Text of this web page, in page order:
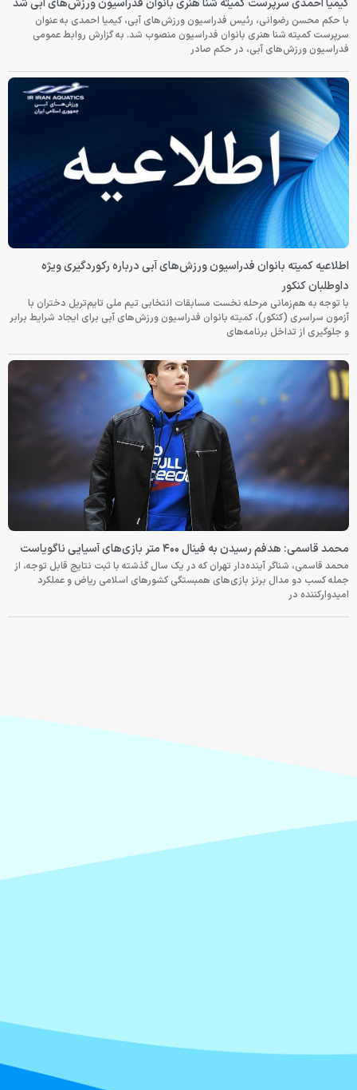
کیمیا احمدی سرپرست کمیته شنا هنری بانوان فدراسیون ورزش‌های آبی شد
با حکم محسن رضوانی، رئیس فدراسیون ورزش‌های آبی، کیمیا احمدی به عنوان
سرپرست کمیته شنا هنری بانوان فدراسیون منصوب شد. به گزارش روابط عمومی
فدراسیون ورزش‌های آبی، در حکم صادر
اطلاعیه کمیته بانوان فدراسیون ورزش‌های آبی درباره رکوردگیری ویژه
داوطلبان کنکور
با توجه به هم‌زمانی مرحله نخست مسابقات انتخابی تیم ملی تایم‌تریل دختران با
آزمون سراسری (کنکور)، کمیته بانوان فدراسیون ورزش‌های آبی برای ایجاد شرایط برابر
و جلوگیری از تداخل برنامه‌های
محمد قاسمی: هدفم رسیدن به فینال ۴۰۰ متر بازی‌های آسیایی ناگویاست
محمد قاسمی، شناگر آینده‌دار تهران که در یک سال گذشته با ثبت نتایج قابل توجه، از
جمله کسب دو مدال برنز بازی‌های همبستگی کشورهای اسلامی ریاض و عملکرد
امیدوارکننده در